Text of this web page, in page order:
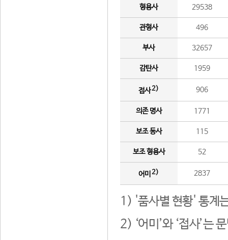
형용사 29538
관형사 496
부사 32657
감탄사 1959
접사2) 906
의존 명사 1771
보조 동사 115
보조 형용사 52
어미 2) 2837
1) '품사별 현황' 통계
2) ‘어미’와 ‘접사’는